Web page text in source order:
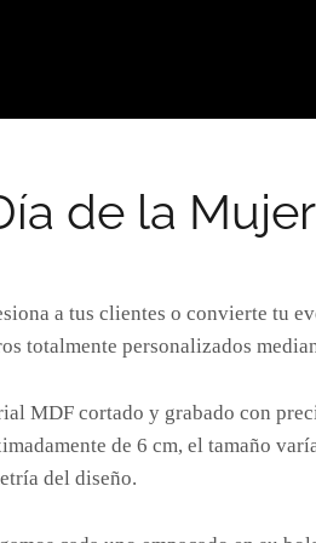
de la Mujer
a tus clientes o convierte tu
totalmente personalizados
MDF cortado y grabado con
de 6 cm, el tamaño
del diseño.